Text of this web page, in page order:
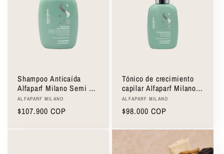
Shampoo Anticaída
Alfaparf Milano Semi Di
Lino Scalp Renew Low
Shampoo 250ml
Proveedor:
ALFAPARF MILANO
Precio
$107.900 COP
Tónico de crecimiento
capilar Alfaparf Milano
Semi Di Lino Scalp
Renew Energizing Tonic
125ml
Proveedor:
ALFAPARF MILANO
Precio
$98.000 COP